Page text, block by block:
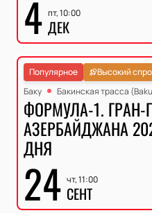
4 пт, 10:00
ДЕК
Популярное
Высокий
Баку
Бакинская трасса
ФОРМУЛА-1. ГРАН-
АЗЕРБАЙДЖАНА
ДНЯ
24 чт, 11:00
СЕНТ